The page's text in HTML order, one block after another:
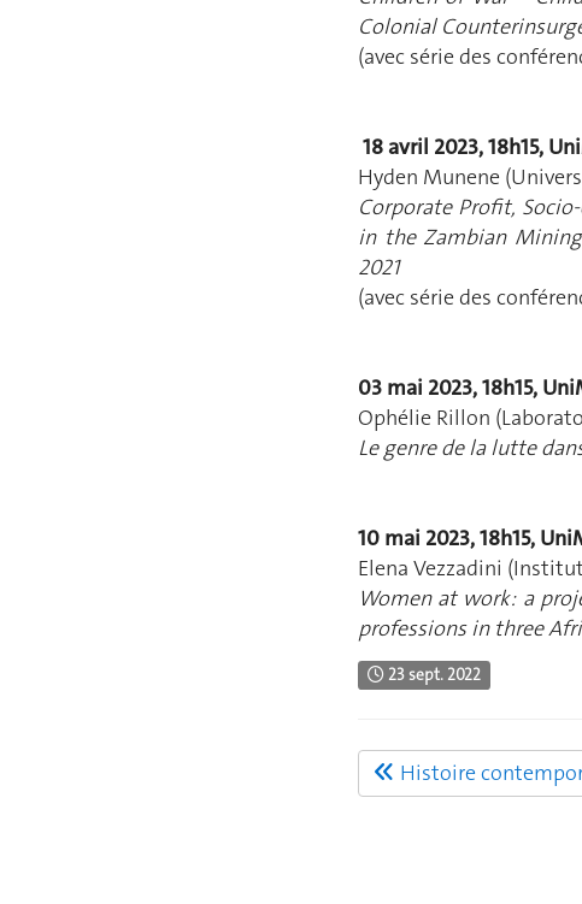
Colonial
(avec série des
18 avril 2023, 18h15,
Hyden Munene
Corporate Profit,
in the Zambian
2021
(avec série des
03 mai 2023, 18h15,
Ophélie Rillon
Le genre de la lutte
10 mai 2023, 18h15,
Elena Vezzadini
Women at work: a
professions in three
23 sept. 2022
Histoire